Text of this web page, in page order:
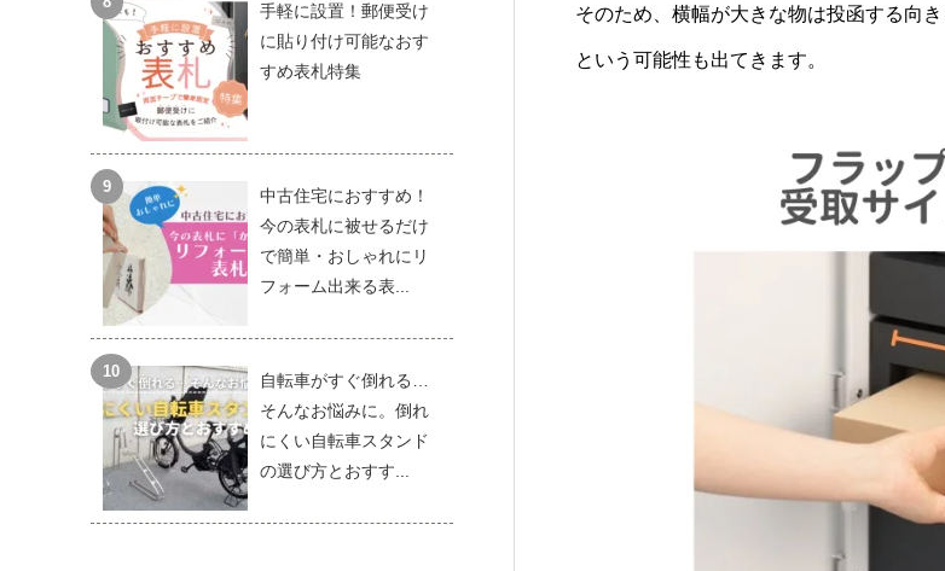
そのため、横幅が大きな物は投函する向
という可能性も出てきます。
手軽に設置！郵便受け
に貼り付け可能なおす
すめ表札特集
中古住宅におすすめ！
今の表札に被せるだけ
で簡単・おしゃれにリ
フォーム出来る表...
自転車がすぐ倒れる…
そんなお悩みに。倒れ
にくい自転車スタンド
の選び方とおすす...